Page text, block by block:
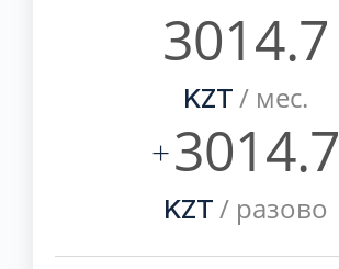
3014.7
KZT / мес.
+3014.7
KZT / разово